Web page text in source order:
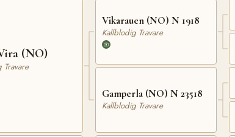
(NO)
Travare
Vikarauen (NO) N 1918
Kallblodig Travare
Gamperla (NO) N 23518
Kallblodig Travare